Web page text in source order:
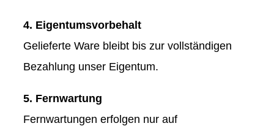
4. Eigentumsvorbehalt
Gelieferte Ware bleibt bis zur vollständigen
Bezahlung unser Eigentum.
5. Fernwartung
Fernwartungen erfolgen nur auf